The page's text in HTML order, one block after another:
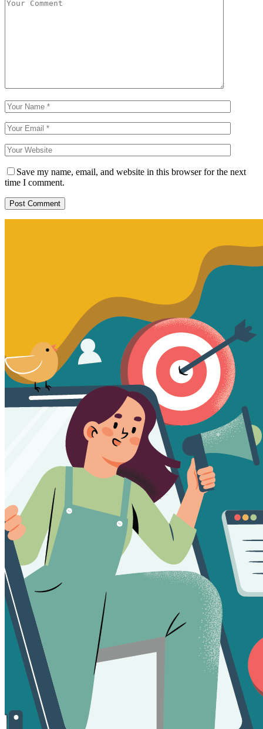
Save my name, email, and website in this browser for the next
time I comment.